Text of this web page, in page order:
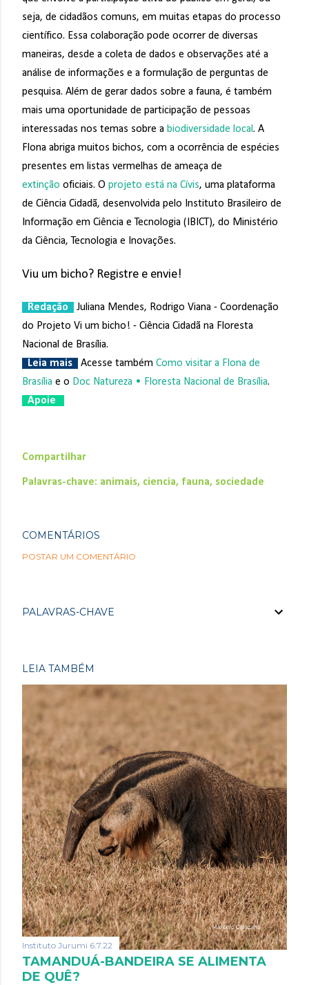
seja, de cidadãos comuns, em muitas etapas do processo
científico. Essa colaboração pode ocorrer de diversas
maneiras, desde a coleta de dados e observações até a
análise de informações e a formulação de perguntas de
pesquisa. Além de gerar dados sobre a fauna, é também
mais uma oportunidade de participação de pessoas
interessadas nos temas sobre a biodiversidade local. A
Flona abriga muitos bichos, com a ocorrência de espécies
presentes em listas vermelhas de ameaça de
extinção oficiais. O projeto está na Cívis, uma plataforma
de Ciência Cidadã, desenvolvida pelo Instituto Brasileiro de
Informação em Ciência e Tecnologia (IBICT), do Ministério
da Ciência, Tecnologia e Inovações.
Viu um bicho? Registre e envie!
Redação
Juliana Mendes, Rodrigo Viana - Coordenação
do Projeto Vi um bicho! - Ciência Cidadã na Floresta
Nacional de Brasília.
Leia mais
Acesse também Como visitar a Flona de
Brasília e o Doc Natureza • Floresta Nacional de Brasília.
Apoie
Compartilhar
Palavras-chave: animais ciencia fauna sociedade
COMENTÁRIOS
POSTAR UM COMENTÁRIO
PALAVRAS-CHAVE
LEIA TAMBÉM
Instituto Jurumi 6.7.22
TAMANDUÁ-BANDEIRA SE ALIMENTA
DE QUÊ?